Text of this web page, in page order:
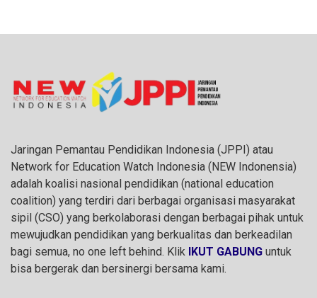
Jaringan Pemantau Pendidikan Indonesia (JPPI) atau
Network for Education Watch Indonesia (NEW Indonensia)
adalah koalisi nasional pendidikan (national education
coalition) yang terdiri dari berbagai organisasi masyarakat
sipil (CSO) yang berkolaborasi dengan berbagai pihak untuk
mewujudkan pendidikan yang berkualitas dan berkeadilan
bagi semua, no one left behind. Klik IKUT GABUNG untuk
bisa bergerak dan bersinergi bersama kami.